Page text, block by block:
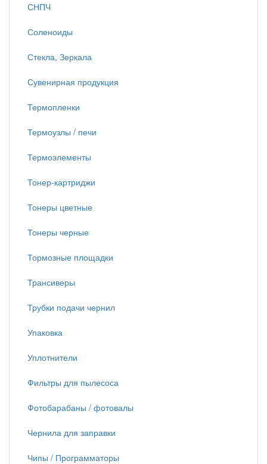
СНПЧ
Соленоиды
Стекла, Зеркала
Сувенирная продукция
Термопленки
Термоузлы / печи
Термоэлементы
Тонер-картриджи
Тонеры цветные
Тонеры черные
Тормозные площадки
Трансиверы
Трубки подачи чернил
Упаковка
Уплотнители
Фильтры для пылесоса
Фотобарабаны / фотовалы
Чернила для заправки
Чипы / Программаторы